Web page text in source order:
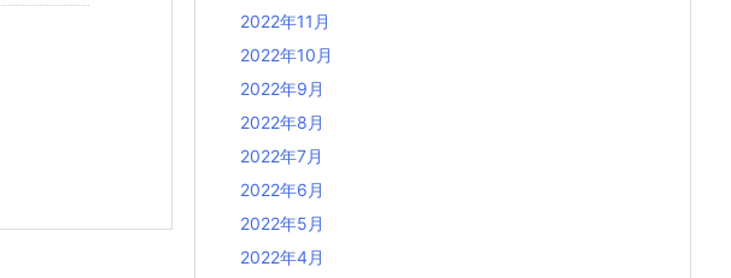
2022年11月
2022年10月
2022年9月
2022年8月
2022年7月
2022年6月
2022年5月
2022年4月